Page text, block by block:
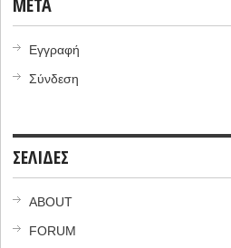
Εγγραφή
Σύνδεση
ΣΕΛΙΔΕΣ
ABOUT
FORUM